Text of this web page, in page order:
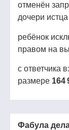
отменён
дочери
ребёнок
правом на
с ответчика
размере 164
Фабула